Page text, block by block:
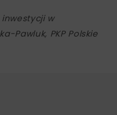
w
Pawluk, PKP Polskie